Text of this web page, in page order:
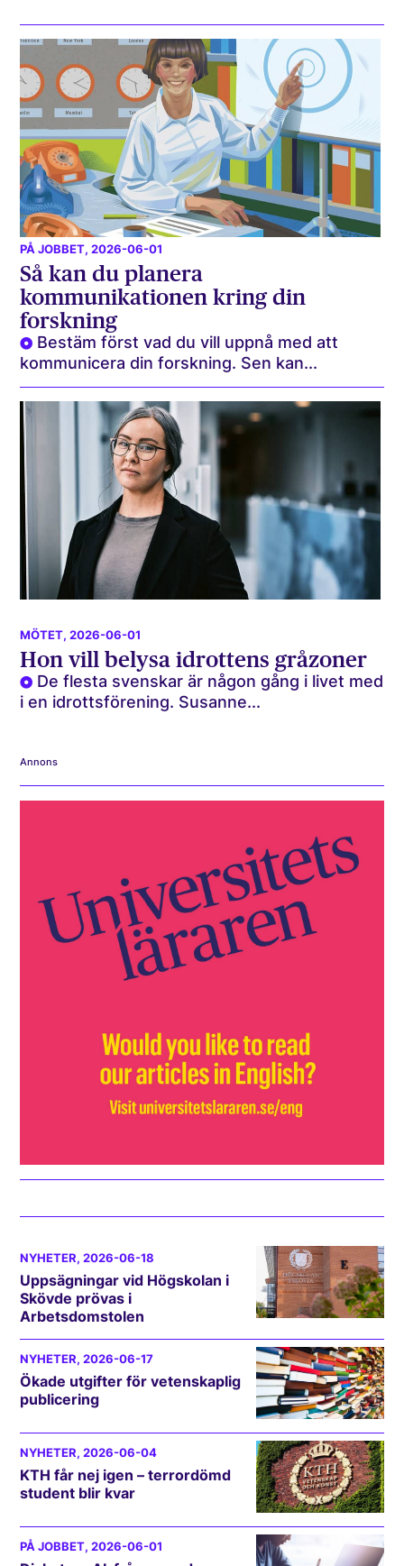
PÅ JOBBET, 2026-06-01
Så kan du planera
kommunikationen kring din
forskning
Bestäm först vad du vill uppnå med att
kommunicera din forskning. Sen kan...
MÖTET, 2026-06-01
Hon vill belysa idrottens gråzoner
De flesta svenskar är någon gång i livet med
i en idrottsförening. Susanne...
Annons
NYHETER, 2026-06-18
Uppsägningar vid Högskolan i
Skövde prövas i
Arbetsdomstolen
NYHETER, 2026-06-17
Ökade utgifter för vetenskaplig
publicering
NYHETER, 2026-06-04
KTH får nej igen – terrordömd
student blir kvar
PÅ JOBBET, 2026-06-01